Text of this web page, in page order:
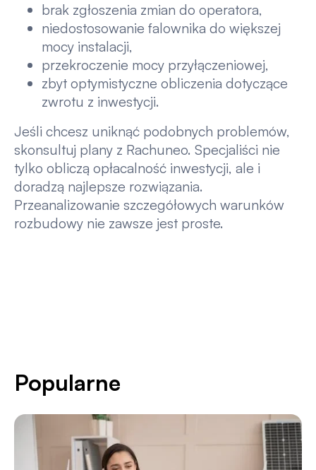
brak zgłoszenia zmian do operatora,
niedostosowanie falownika do większej
mocy instalacji,
przekroczenie mocy przyłączeniowej,
zbyt optymistyczne obliczenia dotyczące
zwrotu z inwestycji.
Jeśli chcesz uniknąć podobnych problemów,
skonsultuj plany z Rachuneo. Specjaliści nie
tylko obliczą opłacalność inwestycji, ale i
doradzą najlepsze rozwiązania.
Przeanalizowanie szczegółowych warunków
rozbudowy nie zawsze jest proste.
Popularne